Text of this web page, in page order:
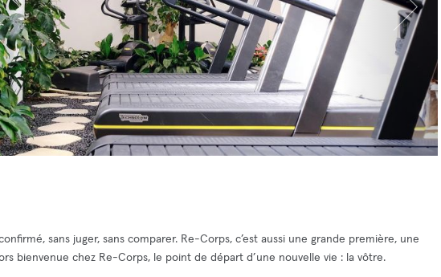
sans juger, sans comparer. Re-Corps, c’est aussi une grande première, une
bienvenue chez Re-Corps, le point de départ d’une nouvelle vie : la vôtre.